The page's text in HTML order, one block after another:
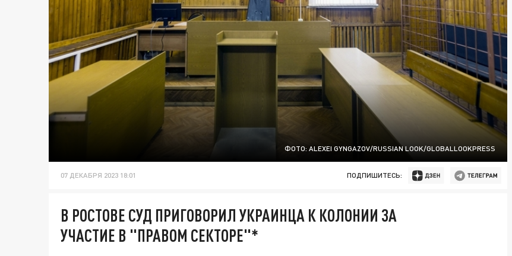
ФОТО: ALEXEI GYNGAZOV/RUSSIAN LOOK/GLOBALLOOKPRESS
07 ДЕКАБРЯ 2023 18:01 ПОДПИШИТЕСЬ:
В РОСТОВЕ СУД ПРИГОВОРИЛ УКРАИНЦА К КОЛОНИИ ЗА
УЧАСТИЕ В "ПРАВОМ СЕКТОРЕ"*